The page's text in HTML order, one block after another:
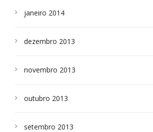
janeiro 2014
dezembro 2013
novembro 2013
outubro 2013
setembro 2013